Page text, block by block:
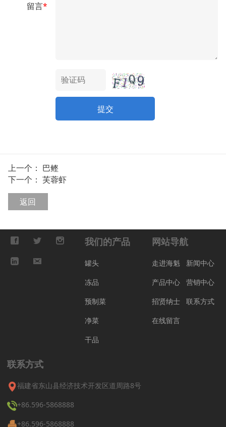
留言*
提交
上一个： 巴鲣
下一个： 芙蓉虾
返回
我们的产品
罐头
冻品
预制菜
净菜
干品
网站导航
走进海魁
新闻中心
产品中心
营销中心
招贤纳士
联系方式
在线留言
联系方式
福建省东山县经济技术开发区道周路8号
+86.596-5868888
+86.596-5868888